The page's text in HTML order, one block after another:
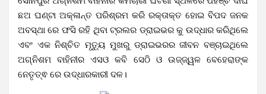
ଛଅ ଘଣ୍ଟା ଅକ୍ଳାନ୍ତ ପରିଶ୍ରମ କରି ରକ୍ତାକ୍ତ ହୋଇ ବିପଦ ଜନକ
ଅବସ୍ଥା ରେ ଫସି ରହି ଥିବା ଟ୍ରଲର ଡ୍ରାଇଭର କୁ ଉଦ୍ଧାର କରିଥିଲେ
ଏବଂ ଏକ ନିଶ୍ଚିତ ମୃତ୍ୟୁ ମୁଖରୁ ଡ୍ରାଇଭରର ଜୀବନ ବଞ୍ଚାଇଥିଲେ
ଅଗ୍ନିଶମ ବାହିନୀର ଏସଓ କବି ସେଠି ଓ ଉଜ୍ଜ୍ୱଳ ବେହେରାଙ୍କ
ନେତୃତ୍ଵ ରେ ଉଦ୍ଧାରକାରୀ ଦଳ।